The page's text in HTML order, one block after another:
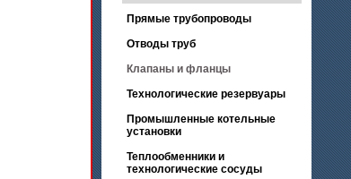
Прямые трубопроводы
Отводы труб
Клапаны и фланцы
Технологические резервуары
Промышленные котельные
установки
Теплообменники и
технологические сосуды